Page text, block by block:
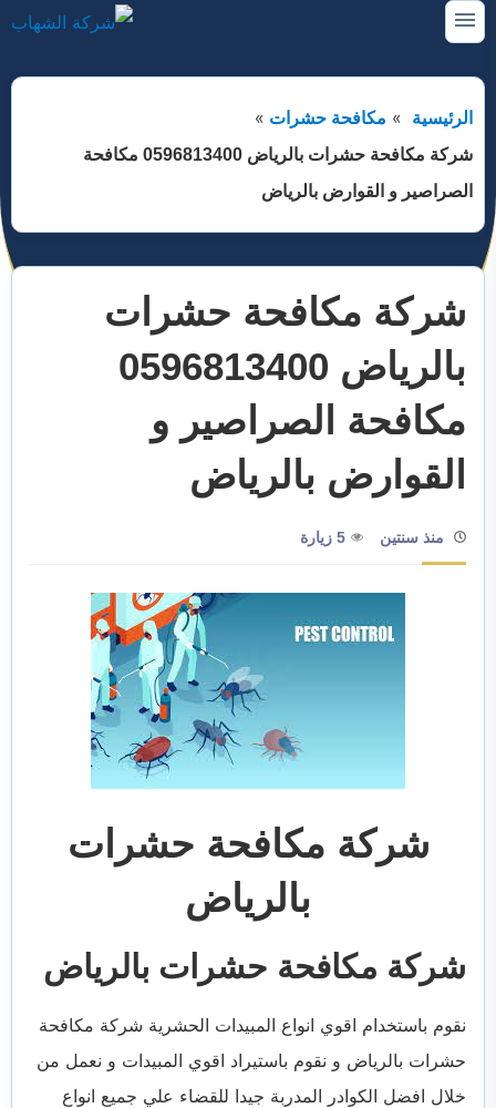
التجاوز
المحتوى
القائمة
البحث
عن:
خدمات تنظيفتوسيع
القائمة
شراء اثاث مستعملتوسيع
الفرعية
الفرعية
مكافحة حشراتتوسيع
نقل اثاثتوسيع
القائمة
الفرعية
خدمات عزل
توسيع
القائمة
خريطة الموقع
الرئيسية
مكافحة حشرات
شركة مكافحة حشرات بالرياض 0596813400 مكافحة
الصراصير و القوارض بالرياض
شركة مكافحة حشرات
بالرياض 0596813400
مكافحة الصراصير و
القوارض بالرياض
منذ سنتين 5 زيارة
شركة مكافحة حشرات
بالرياض
شركة مكافحة حشرات بالرياض
نقوم باستخدام اقوي انواع المبيدات الحشرية شركة مكافحة
حشرات بالرياض و نقوم باستيراد اقوي المبيدات و نعمل من
خلال افضل الكوادر المدربة جيدا للقضاء علي جميع انواع